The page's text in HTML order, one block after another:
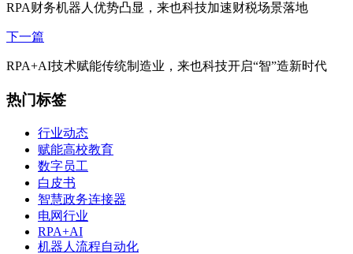
RPA财务机器人优势凸显，来也科技加速财税场景落地
下一篇
RPA+AI技术赋能传统制造业，来也科技开启“智”造新时代
热门标签
行业动态
赋能高校教育
数字员工
白皮书
智慧政务连接器
电网行业
RPA+AI
机器人流程自动化